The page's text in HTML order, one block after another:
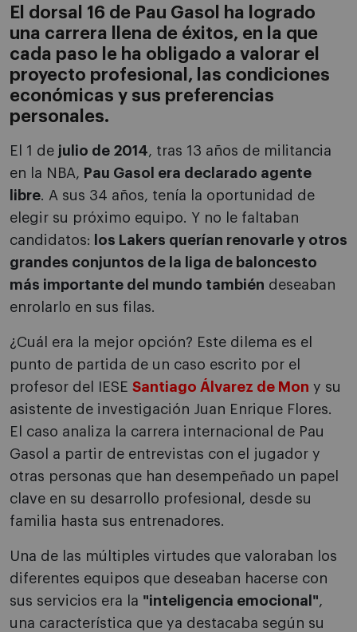
El dorsal 16 de Pau Gasol ha logrado
una carrera llena de éxitos, en la que
cada paso le ha obligado a valorar el
proyecto profesional, las condiciones
económicas y sus preferencias
personales.
El 1 de julio de 2014, tras 13 años de militancia
en la NBA, Pau Gasol era declarado agente
libre. A sus 34 años, tenía la oportunidad de
elegir su próximo equipo. Y no le faltaban
candidatos:
los Lakers querían renovarle y otros
grandes conjuntos de la liga de baloncesto
más importante del mundo también deseaban
enrolarlo en sus filas.
¿Cuál era la mejor opción? Este dilema es el
punto de partida de un caso escrito por el
profesor del IESE Santiago Álvarez de Mon y su
asistente de investigación Juan Enrique Flores.
El caso analiza la carrera internacional de Pau
Gasol a partir de entrevistas con el jugador y
otras personas que han desempeñado un papel
clave en su desarrollo profesional, desde su
familia hasta sus entrenadores.
Una de las múltiples virtudes que valoraban los
diferentes equipos que deseaban hacerse con
sus servicios era la "inteligencia emocional",
una característica que ya destacaba según su